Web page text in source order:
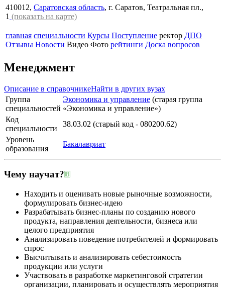
410012, Саратовская область, г. Саратов, Театральная пл.,
1 (показать на карте)
главная специальности Курсы Поступление ректор ДПО
Отзывы Новости Видео Фото рейтинги Доска вопросов
Менеджмент
Описание в справочникеНайти в других вузах
Группа
специальностей
Экономика и управление (старая группа
«Экономика и управление»)
Код
специальности
38.03.02 (старый код - 080200.62)
Уровень
образования
Бакалавриат
Чему научат?
Находить и оценивать новые рыночные возможности,
формулировать бизнес-идею
Разрабатывать бизнес-планы по созданию нового
продукта, направления деятельности, бизнеса или
целого предприятия
Анализировать поведение потребителей и формировать
спрос
Высчитывать и анализировать себестоимость
продукции или услуги
Участвовать в разработке маркетинговой стратегии
организации, планировать и осуществлять мероприятия